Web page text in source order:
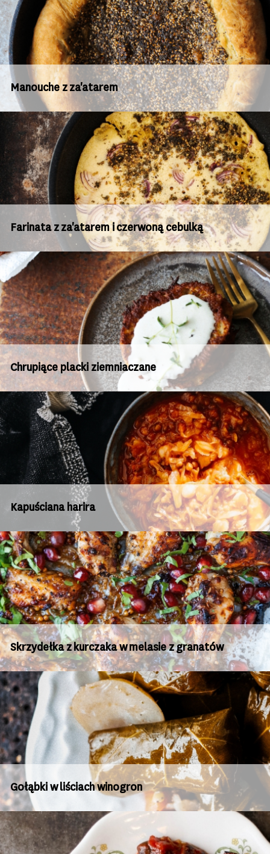
Manouche z za'atarem
Farinata z za'atarem i czerwoną cebulką
Chrupiące placki ziemniaczane
Kapuściana harira
Skrzydełka z kurczaka w melasie z granatów
Gołąbki w liściach winogron